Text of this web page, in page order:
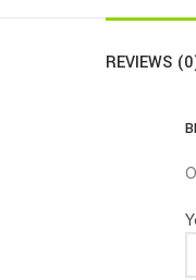
REVIEWS